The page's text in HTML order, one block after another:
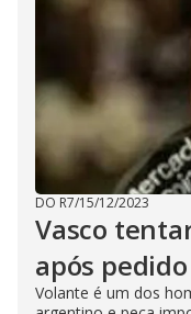
DO R7/15/12/2023
Vasco
após
Volante é um dos